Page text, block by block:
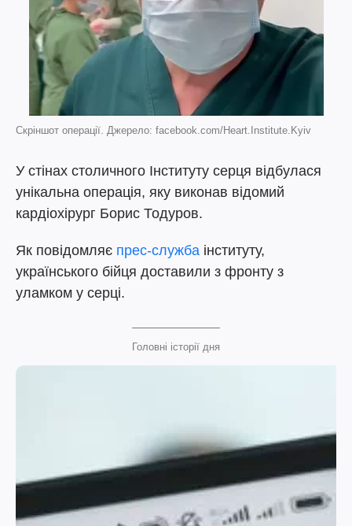
Скріншот операції. Джерело: facebook.com/Heart.Institute.Kyiv
У стінах столичного Інституту серця відбулася
унікальна операція, яку виконав відомий
кардіохірург Борис Тодуров.
Як повідомляє прес-служба інституту,
українського бійця доставили з фронту з
уламком у серці.
Головні історії дня